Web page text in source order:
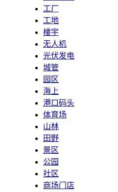
工厂
工地
楼宇
无人机
光伏发电
城管
园区
海上
港口码头
体育场
山林
田野
景区
公园
社区
商场门店